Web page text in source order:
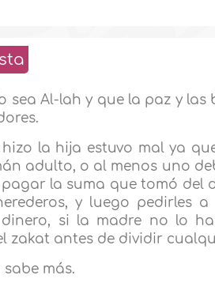
sea Al-lah y que la paz y
hizo la hija estuvo mal ya
adulto, o al menos uno
la suma que tomó del
y luego pedirles
si la madre no lo
zakat antes de dividir
sabe más.